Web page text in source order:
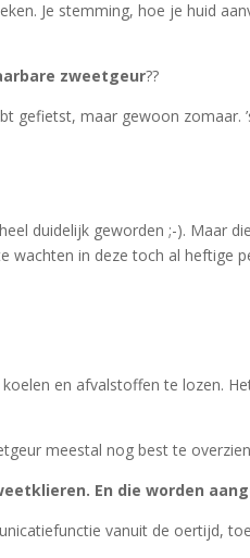
Je stemming, hoe je huid
zweetgeur??
maar gewoon zomaar.
duidelijk geworden ;-). Maar die
wachten in deze toch al heftige
en afvalstoffen te lozen.
meestal nog best te
En die worden
vanuit de oertijd,